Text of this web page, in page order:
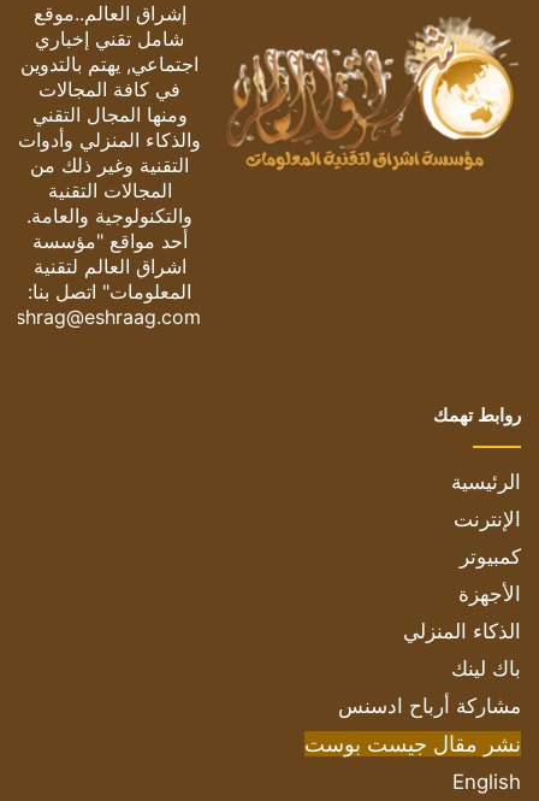
إشراق العالم..موقع
شامل تقني إخباري
اجتماعي, يهتم بالتدوين
في كافة المجالات
ومنها المجال التقني
والذكاء المنزلي وأدوات
التقنية وغير ذلك من
المجالات التقنية
والتكنولوجية والعامة.
أحد مواقع "مؤسسة
اشراق العالم لتقنية
المعلومات" اتصل بنا:
eshrag@eshraag.com
روابط تهمك
الرئيسية
الإنترنت
كمبيوتر
الأجهزة
الذكاء المنزلي
باك لينك
مشاركة أرباح ادسنس
نشر مقال جيست بوست
English